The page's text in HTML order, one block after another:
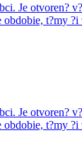
Je otvoren?
t?my
Je otvoren?
t?my